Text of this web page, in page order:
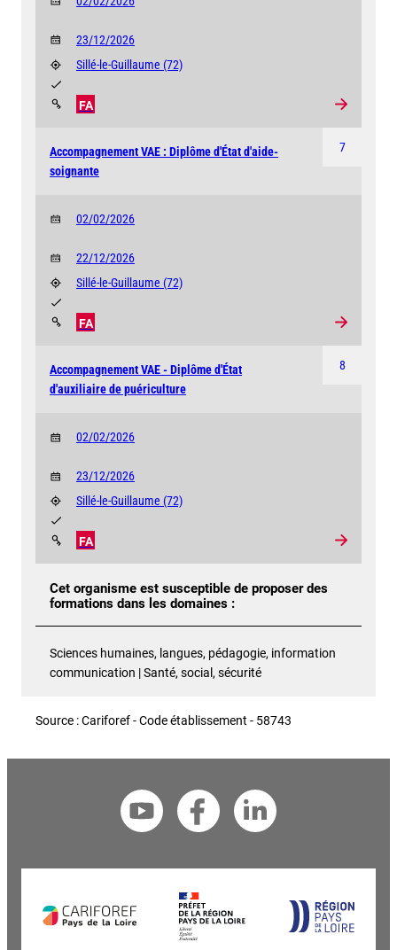
23/12/2026
Sillé-le-Guillaume (72)
FA
7
Accompagnement VAE : Diplôme d'État d'aide-
soignante
02/02/2026
22/12/2026
Sillé-le-Guillaume (72)
FA
8
Accompagnement VAE - Diplôme d'État
d'auxiliaire de puériculture
02/02/2026
23/12/2026
Sillé-le-Guillaume (72)
FA
Cet organisme est susceptible de proposer des
formations dans les domaines :
Sciences humaines, langues, pédagogie, information
communication | Santé, social, sécurité
Source : Cariforef - Code établissement - 58743